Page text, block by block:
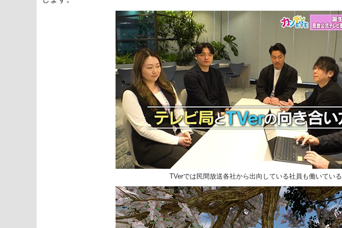
TVerでは民間放送各社から出向している社員も働いている